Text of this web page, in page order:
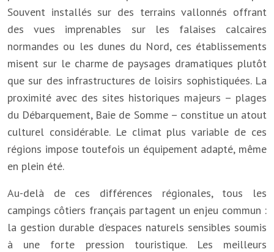
Souvent installés sur des terrains vallonnés offrant
des vues imprenables sur les falaises calcaires
normandes ou les dunes du Nord, ces établissements
misent sur le charme de paysages dramatiques plutôt
que sur des infrastructures de loisirs sophistiquées. La
proximité avec des sites historiques majeurs – plages
du Débarquement, Baie de Somme – constitue un atout
culturel considérable. Le climat plus variable de ces
régions impose toutefois un équipement adapté, même
en plein été.
Au-delà de ces différences régionales, tous les
campings côtiers français partagent un enjeu commun :
la gestion durable d’espaces naturels sensibles soumis
à une forte pression touristique. Les meilleurs